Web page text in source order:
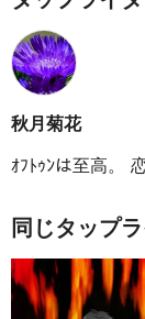
秋月菊花
ｵﾌﾄｩﾝは至高。
同じタップ